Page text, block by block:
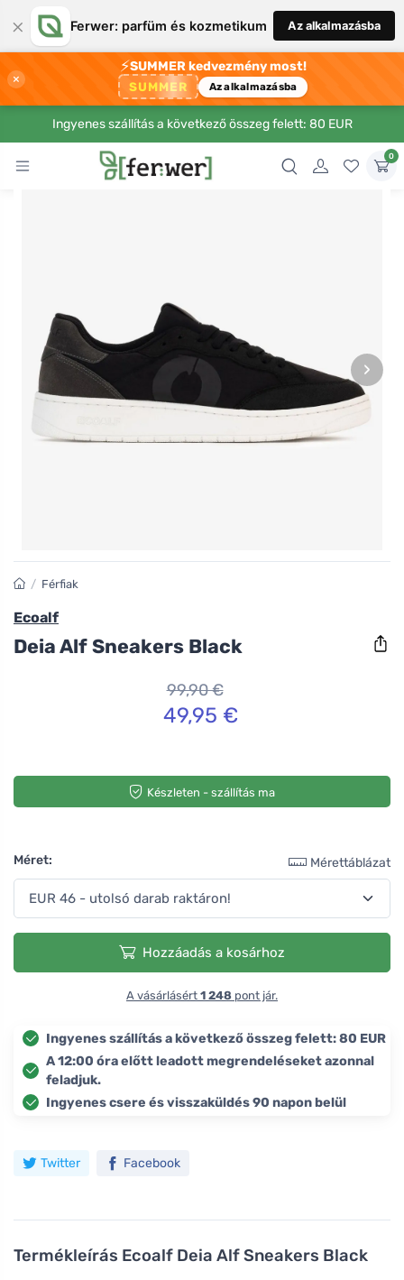
× Ferwer: parfüm és kozmetikum Az alkalmazásba
×
⚡SUMMER kedvezmény most!
SUMMER Az alkalmazásba
Ingyenes szállítás a következő összeg felett: 80 EUR
0
›
Termékleírás Ecoalf Deia Alf Sneakers Black
/ Férfiak
Ecoalf
Deia Alf Sneakers Black
99,90 €
49,95 €
Készleten - szállítás ma
Méret: Mérettáblázat
Hozzáadás a kosárhoz
A vásárlásért 1 248 pont jár.
Ingyenes szállítás a következő összeg felett: 80 EUR
A 12:00 óra előtt leadott megrendeléseket azonnal
feladjuk.
Ingyenes csere és visszaküldés 90 napon belül
Twitter Facebook